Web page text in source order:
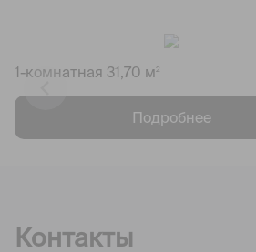
1-комнатная 31,70 м 2
Подробнее
Контакты